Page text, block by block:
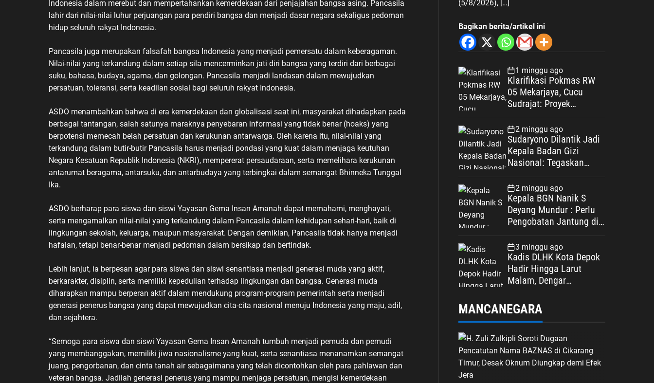
Indonesia dalam merebut dan mempertahankan kemerdekaan dari penjajahan bangsa asing. Pancasila
lahir dari nilai-nilai luhur perjuangan para pendiri bangsa dan menjadi dasar negara sekaligus pedoman
hidup seluruh rakyat Indonesia.
Pancasila juga merupakan falsafah bangsa Indonesia yang menjadi pemersatu dalam keberagaman.
Nilai-nilai yang terkandung dalam setiap sila mencerminkan jati diri bangsa yang terdiri dari berbagai
suku, bahasa, budaya, agama, dan golongan. Pancasila menjadi landasan dalam mewujudkan
persatuan, toleransi, serta keadilan sosial bagi seluruh rakyat Indonesia.
ASDO menambahkan bahwa di era kemerdekaan dan globalisasi saat ini, masyarakat dihadapkan pada
berbagai tantangan, salah satunya maraknya penyebaran informasi yang tidak benar (hoaks) yang
berpotensi memecah belah persatuan dan kerukunan antarwarga. Oleh karena itu, nilai-nilai yang
terkandung dalam butir-butir Pancasila harus menjadi pondasi yang kuat dalam menjaga keutuhan
Negara Kesatuan Republik Indonesia (NKRI), mempererat persaudaraan, serta memelihara kerukunan
antarumat beragama, antarsuku, dan antarbudaya yang terbingkai dalam semangat Bhinneka Tunggal
Ika.
ASDO berharap para siswa dan siswi Yayasan Gema Insan Amanah dapat memahami, menghayati,
serta mengamalkan nilai-nilai yang terkandung dalam Pancasila dalam kehidupan sehari-hari, baik di
lingkungan sekolah, keluarga, maupun masyarakat. Dengan demikian, Pancasila tidak hanya menjadi
hafalan, tetapi benar-benar menjadi pedoman dalam bersikap dan bertindak.
Lebih lanjut, ia berpesan agar para siswa dan siswi senantiasa menjadi generasi muda yang aktif,
berkarakter, disiplin, serta memiliki kepedulian terhadap lingkungan dan bangsa. Generasi muda
diharapkan mampu berperan aktif dalam mendukung program-program pemerintah serta menjadi
generasi penerus bangsa yang dapat mewujudkan cita-cita nasional menuju Indonesia yang maju, adil,
dan sejahtera.
“Semoga para siswa dan siswi Yayasan Gema Insan Amanah tumbuh menjadi pemuda dan pemudi
yang membanggakan, memiliki jiwa nasionalisme yang kuat, serta senantiasa menanamkan semangat
juang, pengorbanan, dan cinta tanah air sebagaimana yang telah dicontohkan oleh para pahlawan dan
veteran bangsa. Jadilah generasi penerus yang mampu menjaga persatuan, mengisi kemerdekaan
(5/8/2026), […]
Bagikan berita/artikel ini
1 minggu ago
Klarifikasi Pokmas RW
05 Mekarjaya, Cucu
Sudrajat: Proyek
Spesifikasi
2 minggu ago
Sudaryono Dilantik Jadi
Kepala Badan Gizi
Nasional: Tegaskan
Kepentingan
2 minggu ago
Kepala BGN Nanik S
Deyang Mundur : Perlu
Pengobatan Jantung di
3 minggu ago
Kadis DLHK Kota Depok
Hadir Hingga Larut
Malam, Dengar
Retribusi Sampah di
MANCANEGARA